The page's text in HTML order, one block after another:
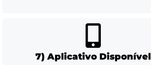
7) Aplicativo Disponível